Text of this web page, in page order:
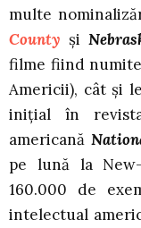
multe
County şi
filme fiind
Americii), cât şi
iniţial în
americană
pe lună la
160.000 de
intelectual